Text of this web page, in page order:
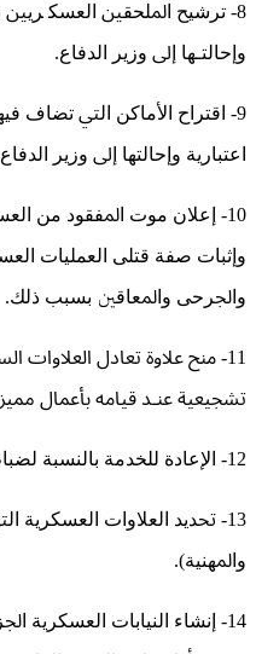
8- ﺗﺮﺷﻴﺢ ﺍﳌﻠﺤﻘﲔ ﺍﻟﻌﺴﻜ ﺮﻳﲔ
ﻭﺇﺣﺎﻟﺘـﻬﺎ ﺇﱃ ﻭﺯﻳﺮ ﺍﻟﺪﻓﺎﻉ.
9- ﺍﻗﺘﺮﺍﺡ ﺍﻷﻣﺎﻛﻦ ﺍﻟﱵ ﺗﻀﺎﻑ
ﺍﻋﺘﺒﺎﺭﻳﺔ ﻭﺇﺣﺎﻟﺘﻬﺎ ﺇﱃ ﻭﺯﻳﺮ
10- ﺇﻋﻼﻥ ﻣﻮﺕ ﺍﳌﻔﻘﻮﺩ ﻣﻦ
ﻭﺇﺛﺒﺎﺕ ﺻﻔﺔ ﻗﺘﻠﻰ ﺍﻟﻌﻤﻠﻴﺎﺕ
ﻭﺍﳉﺮﺣﻰ ﻭﺍﳌﻌﺎﻗﲔ ﺑﺴﺒﺐ ﺫﻟﻚ.
11- ﻣﻨﺢ ﻋﻼﻭﺓ ﺗﻌﺎﺩﻝ ﺍﻟﻌﻼﻭﺍﺕ
ﺗﺸﺠﻴﻌﻴﺔ ﻋﻨـﺪ ﻗﻴﺎﻣﻪ ﺑﺄﻋﻤﺎﻝ
12- ﺍﻹﻋﺎﺩﺓ ﻟﻠﺨﺪﻣﺔ ﺑﺎﻟﻨﺴﺒﺔ ﻟﻀﺒﺎﻁ ﺍﻟﺼﻒ ﻭﺍﳉﻨﻮﺩ.
13- ﲢﺪﻳﺪ ﺍﻟﻌﻼﻭﺍﺕ ﺍﻟﻌﺴﻜﺮﻳﺔ
ﻭﺍﳌﻬﻨﻴﺔ).
14- ﺇﻧﺸﺎﺀ ﺍﻟﻨﻴﺎﺑﺎﺕ ﺍﻟﻌﺴﻜﺮﻳﺔ